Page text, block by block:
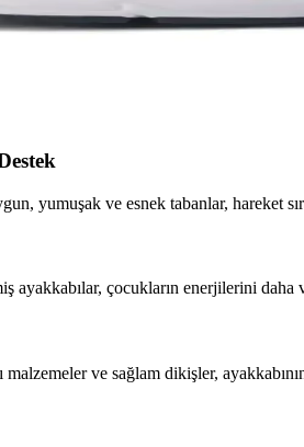
karşılaştırıyoruz: dayanıklılık, tasarım
yumuşak ve esnek tabanlar, hareket
ayakkabılar, çocukların enerjilerini daha
ve sağlam dikişler,